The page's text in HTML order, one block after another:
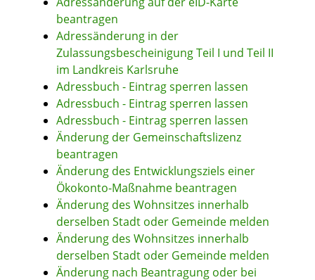
beantragen
Adressänderung in der
Zulassungsbescheinigung Teil I und Teil II
im Landkreis Karlsruhe
Adressbuch - Eintrag sperren lassen
Adressbuch - Eintrag sperren lassen
Adressbuch - Eintrag sperren lassen
Änderung der Gemeinschaftslizenz
beantragen
Änderung des Entwicklungsziels einer
Ökokonto-Maßnahme beantragen
Änderung des Wohnsitzes innerhalb
derselben Stadt oder Gemeinde melden
Änderung des Wohnsitzes innerhalb
derselben Stadt oder Gemeinde melden
Änderung nach Beantragung oder bei